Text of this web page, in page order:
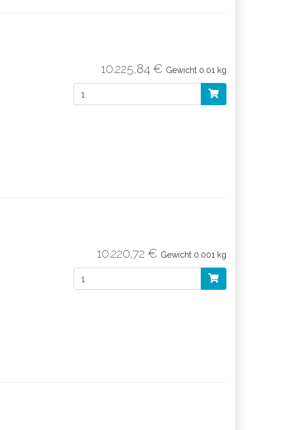
10.225,84 € Gewicht 0.01 kg
10.220,72 € Gewicht 0.001 kg